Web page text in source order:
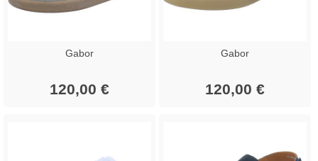
Gabor
120,00 €
Gabor
120,00 €